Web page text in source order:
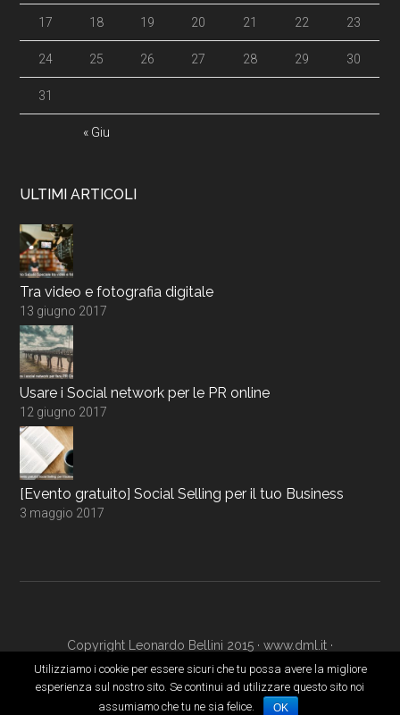
« Giu
17 18 19 20 21 22 23
24 25 26 27 28 29 30
31
ULTIMI ARTICOLI
Tra video e fotografia digitale
13 giugno 2017
Usare i Social network per le PR online
12 giugno 2017
[Evento gratuito] Social Selling per il tuo Business
3 maggio 2017
Copyright Leonardo Bellini 2015 · www.dml.it ·
www.digitalmarketingacademy.it· Login
Utilizziamo i cookie per essere sicuri che tu possa avere la migliore
esperienza sul nostro sito. Se continui ad utilizzare questo sito noi
assumiamo che tu ne sia felice.
OK